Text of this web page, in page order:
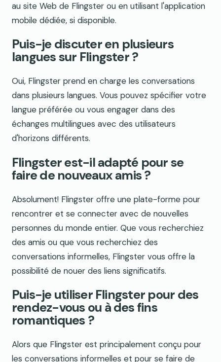
au site Web de Flingster ou en utilisant l'application
mobile dédiée, si disponible.
Puis-je discuter en plusieurs
langues sur Flingster ?
Oui, Flingster prend en charge les conversations
dans plusieurs langues. Vous pouvez spécifier votre
langue préférée ou vous engager dans des
échanges multilingues avec des utilisateurs
d'horizons différents.
Flingster est-il adapté pour se
faire de nouveaux amis ?
Absolument! Flingster offre une plate-forme pour
rencontrer et se connecter avec de nouvelles
personnes du monde entier. Que vous recherchiez
des amis ou que vous recherchiez des
conversations informelles, Flingster vous offre la
possibilité de nouer des liens significatifs.
Puis-je utiliser Flingster pour des
rendez-vous ou à des fins
romantiques ?
Alors que Flingster est principalement conçu pour
les conversations informelles et pour se faire de